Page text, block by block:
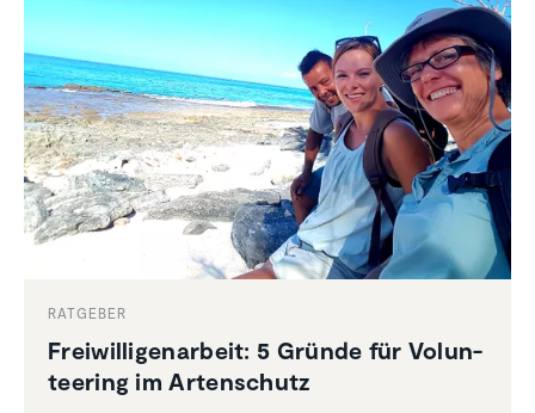
RATGEBER
Freiwil­li­gen­ar­beit: 5 Gründe für Volun­
tee­ring im Arten­schutz